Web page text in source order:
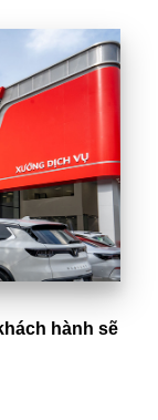
hành sẽ